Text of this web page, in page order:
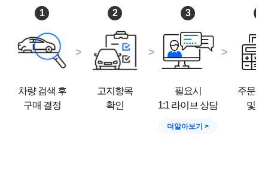
대중교통 이용시
가까운 지하철역은 9호선 '개화역'이며 하차 후 16-1 마을버
스 타시고
'김포현대프리미엄아울렛'에서 내리시면 됩니다.
시면 안내 도와드리겠습니다.
1
차량 검색 후
구매 결정
2
고지항목
확인
3
필요시
1:1 라이브 상담
더알아보기
주문서
및